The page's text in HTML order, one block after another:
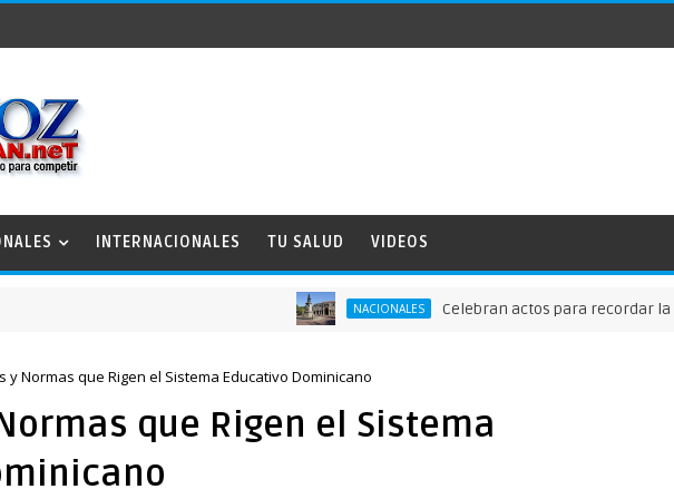
INTERNACIONALES TU SALUD VIDEOS
NACIONALES Celebran actos para recordar la
y Normas que Rigen el Sistema Educativo Dominicano
que Rigen el Sistema